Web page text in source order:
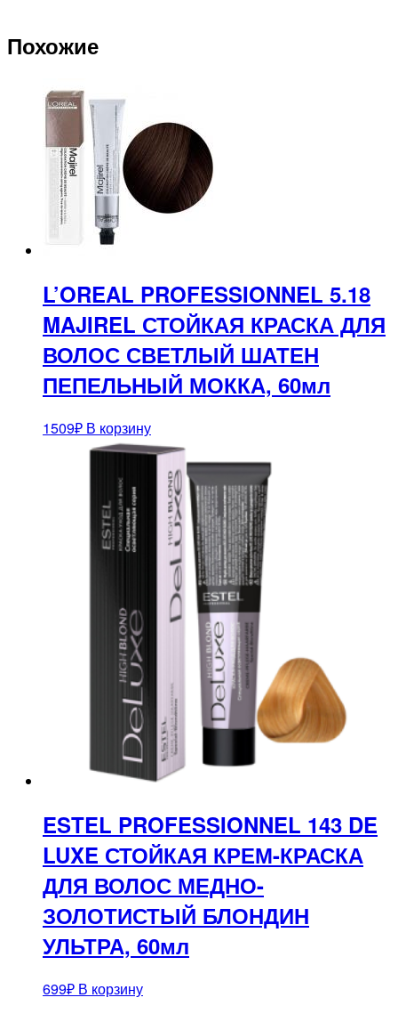
Похожие
L’OREAL PROFESSIONNEL 5.18
MAJIREL СТОЙКАЯ КРАСКА ДЛЯ
ВОЛОС СВЕТЛЫЙ ШАТЕН
ПЕПЕЛЬНЫЙ МОККА, 60мл
1509₽ В корзину
ESTEL PROFESSIONNEL 143 DE
LUXE СТОЙКАЯ КРЕМ-КРАСКА
ДЛЯ ВОЛОС МЕДНО-
ЗОЛОТИСТЫЙ БЛОНДИН
УЛЬТРА, 60мл
699₽ В корзину